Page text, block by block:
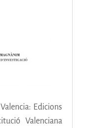
Edicions
Valenciana